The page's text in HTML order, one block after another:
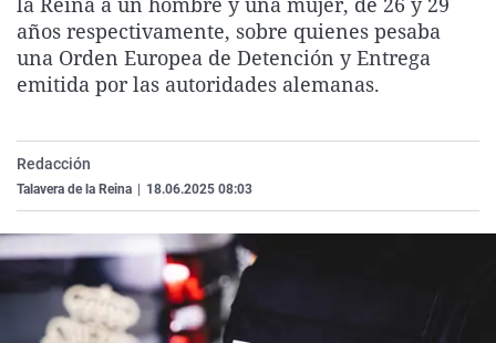
La rosa de los vientos
Gente viajera
Como el perro y el
Caso
Retornados
Equipo de
Extremadura
Galicia
La Rioja
Virales
Televisión
Elecciones
años respectivamente, sobre quienes pesaba
una Orden Europea de Detención y Entrega
emitida por las autoridades alemanas.
Redacción
Talavera de la Reina 18.06.2025 08:03